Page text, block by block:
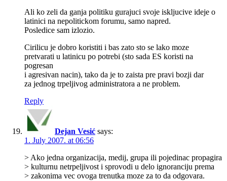
Ali ko zeli da ganja politiku gurajuci svoje iskljucive ideje o
latinici na nepolitickom forumu, samo napred.
Posledice sam izlozio.
Cirilicu je dobro koristiti i bas zato sto se lako moze
pretvarati u latinicu po potrebi (sto sada ES koristi na
pogresan
i agresivan nacin), tako da je to zaista pre pravi bozji dar
za jednog trpeljivog administratora a ne problem.
Reply
Dejan Vesić says:
1. July 2007. at 06:56
> Ako jedna organizacija, medij, grupa ili pojedinac propagira
> kulturnu netrpeljivost i sprovodi u delo ignoranciju prema
> zakonima vec ovoga trenutka moze za to da odgovara.